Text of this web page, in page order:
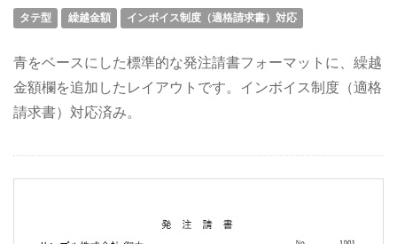
タテ型 繰越金額 インボイス制度（適格請求書）対応
青をベースにした標準的な発注請書フォーマットに、繰越
金額欄を追加したレイアウトです。インボイス制度（適格
請求書）対応済み。